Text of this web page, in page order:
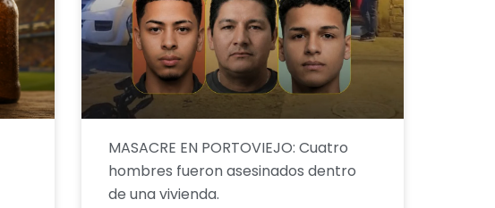
MASACRE EN PORTOVIEJO: Cuatro
hombres fueron asesinados dentro
de una vivienda.